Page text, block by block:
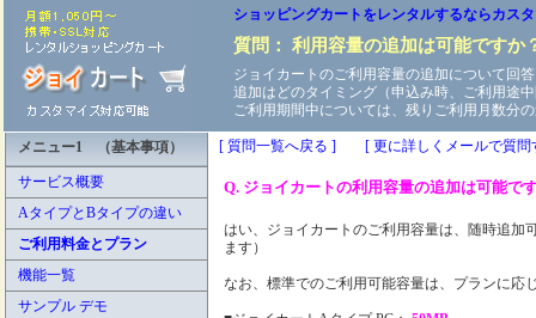
質問： 利用容量の追加は可能ですか
ジョイカートのご利用容量の追加について回
追加はどのタイミング（申込み時、ご利用途
ご利用期間中については、残りご利用月数分
ショッピングカートをレンタルするならカス
[ 質問一覧へ戻る ] [ 更に詳しくメールで質問
Q. ジョイカートの利用容量の追加は可能で
はい、ジョイカートのご利用容量は、随時追加
ます）
なお、標準でのご利用可能容量は、プランに応
メニュー1 （基本事項）
サービス概要
AタイプとBタイプの違い
ご利用料金とプラン
機能一覧
サンプル デモ